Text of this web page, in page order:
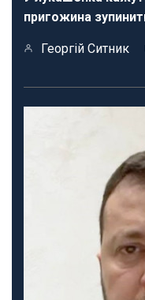
пригожина
Георгій Ситник